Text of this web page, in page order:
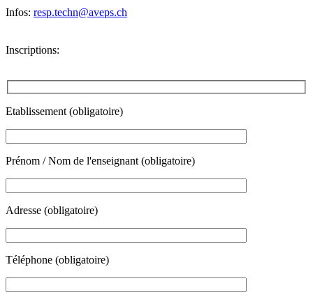
Infos: resp.techn@aveps.ch
Inscriptions:
Etablissement (obligatoire)
Prénom / Nom de l'enseignant (obligatoire)
Adresse (obligatoire)
Téléphone (obligatoire)